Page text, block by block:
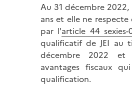
Au 31 décembre
ans et elle ne
par l'article 44
qualificatif de JEI au
décembre 2022
avantages fiscaux
qualification.